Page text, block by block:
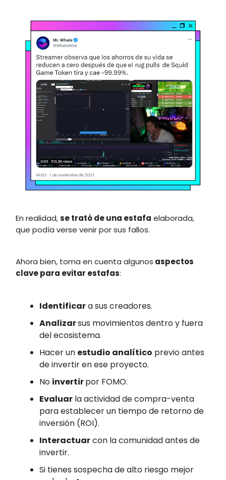
En realidad,se trató de una estafa elaborada,
que podía verse venir por sus fallos.
Ahora bien, toma en cuenta algunos aspectos
clave para evitar estafas:
Identificara sus creadores.
Analizarsus movimientos dentro y fuera
del ecosistema.
Hacer un estudio analítico previo antes
de invertir en ese proyecto.
No invertirpor FOMO.
Evaluar la actividad de compra-venta
para establecer un tiempo de retorno de
inversión (ROI).
Interactuarcon la comunidad antes de
invertir.
Si tienes sospecha de alto riesgo mejor